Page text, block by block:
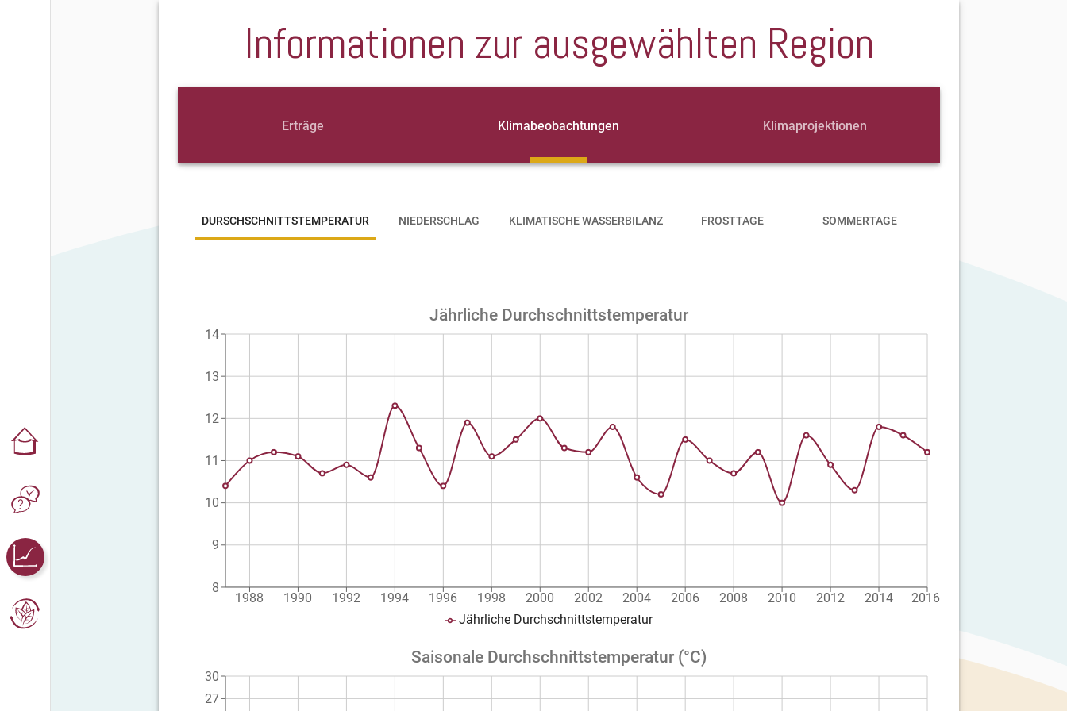
Informationen zur ausgewählten Region
Erträge Klimabeobachtungen Klimaprojektionen
DURSCHSCHNITTSTEMPERATUR NIEDERSCHLAG KLIMATISCHE WASSERBILANZ FROSTTAGE SOMMERTAGE
Jährliche Durchschnittstemperatur
1988 1990 1992 1994 1996 1998 2000 2002 2004 2006 2008 2010 2012 2014 2016
8
9
10
11
12
13
14
Jährliche Durchschnittstemperatur
Saisonale Durchschnittstemperatur (°C)
27
30